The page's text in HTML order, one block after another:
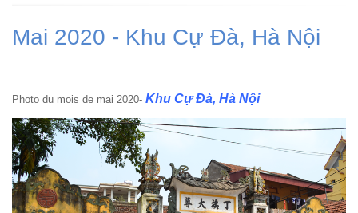
Mai 2020 - Khu Cự Đà, Hà Nội
Photo du mois de mai 2020- Khu Cự Đà, Hà Nội